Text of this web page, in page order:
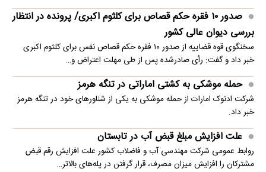
صدور ۱۰ فقره حکم قصاص برای کلثوم اکبری/ پرونده در انتظار
بررسی دیوان عالی کشور
سخنگوی قوه قضاییه از صدور ۱۰ فقره حکم قصاص نفس برای کلثوم اکبری
خبر داد و گفت: رأی صادرشده پس از طی مهلت اعتراض و…
حمله موشکی به کشتی اماراتی در تنگه هرمز
شرکت ادنوک امارات از حمله موشکی به یکی از شناورهای خود در تنگه هرمز
خبر داد.
علت افزایش مبلغ قبض آب در تابستان
روابط عمومی شرکت مهندسی آب و فاضلاب کشور علت افزایش رقم قبض
مشترکان را افزایش میزان مصرف، قرار گرفتن در پله‌های بالاتر…